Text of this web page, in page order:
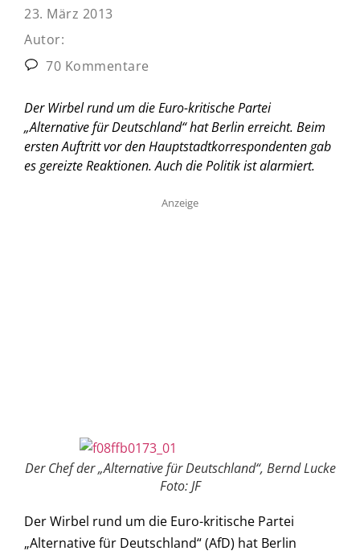
23. März 2013
Autor:
70 Kommentare
Der Wirbel rund um die Euro-kritische Partei
„Alternative für Deutschland“ hat Berlin erreicht. Beim
ersten Auftritt vor den Hauptstadtkorrespondenten gab
es gereizte Reaktionen. Auch die Politik ist alarmiert.
Anzeige
Der Chef der „Alternative für Deutschland“, Bernd Lucke
Foto: JF
Der Wirbel rund um die Euro-kritische Partei
„Alternative für Deutschland“ (AfD) hat Berlin